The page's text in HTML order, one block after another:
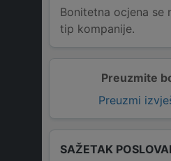
Preuzmite
Preuzmi
Bonitetna ocjena se
tip kompanije.
SAŽETAK